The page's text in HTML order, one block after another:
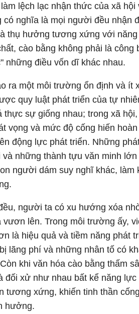
lệch lạc nhận thức của xã hội
có nghĩa là mọi người đều nhận
thụ hưởng tương xứng với
cào bằng không phải là công
những điều vốn dĩ khác nhau.
ra một môi trường ổn định và ít
quy luật phát triển của tự
thực sự giống nhau; trong xã
vọng và mức độ cống hiến
động lực phát triển. Những
những thành tựu văn minh
người dám suy nghĩ khác, làm
người ta có xu hướng xóa
vươn lên. Trong môi trường ấy,
là hiệu quả và tiềm năng phát
lãng phí và những nhân tố có
khi văn hóa cào bằng thấm
đối xử như nhau bất kể năng
tương xứng, khiến tinh thần
hưởng.